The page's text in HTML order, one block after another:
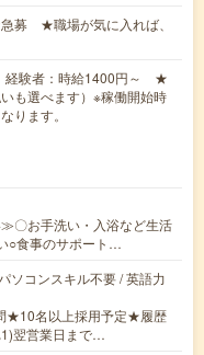
募 ★職場が気に入れば、
経験者：時給1400円～ ★
も選べます）※稼働開始時
ります。
〇お手洗い・入浴など生活
○食事のサポート…
ソコンスキル不要 / 英語力
★10名以上採用予定★履歴
翌営業日まで…